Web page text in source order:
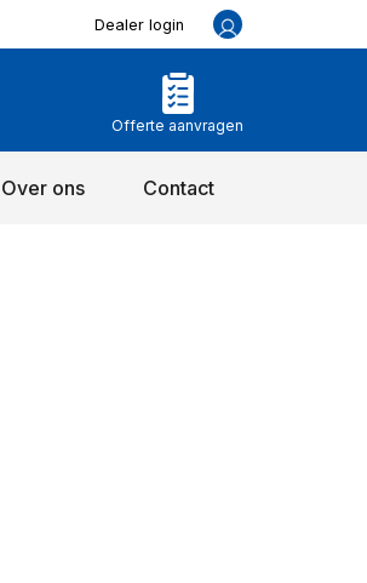
Dealer login
Offerte aanvragen
Over ons Contact